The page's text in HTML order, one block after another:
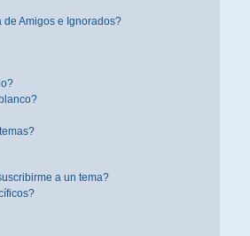
Amigos e Ignorados?
a un tema?